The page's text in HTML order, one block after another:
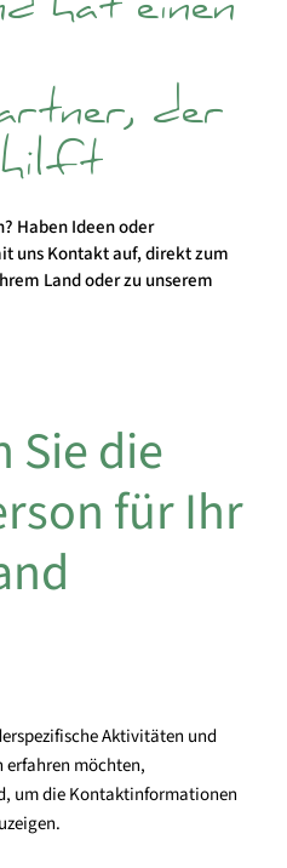
hat einen
der
hilft
Haben Ideen oder
uns Kontakt auf, direkt zum
Land oder zu unserem
Sie die
für Ihr
Aktivitäten und
erfahren möchten,
um die Kontaktinformationen